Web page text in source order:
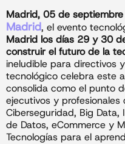
Madrid, 05 de
Madrid, el evento
Madrid los días 29 y 30
construir el futuro de la
ineludible para directivos
tecnológico celebra este
consolida como el punto
ejecutivos y
Ciberseguridad, Big
de Datos, eCommerce y
Tecnologías para el